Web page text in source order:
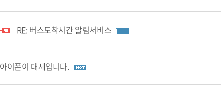
RE: 버스도착시간 알림서비스
아이폰이 대세입니다.